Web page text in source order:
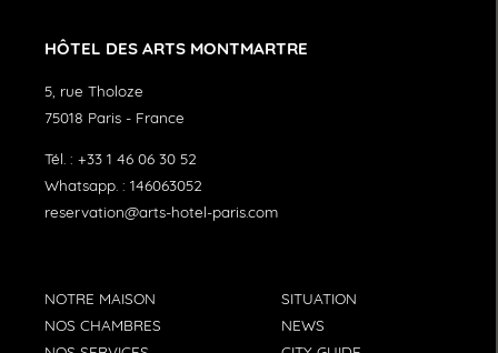
HÔTEL DES ARTS MONTMARTRE
5, rue Tholoze
75018 Paris - France
Tél. : +33 1 46 06 30 52
Whatsapp. : 146063052
reservation@arts-hotel-paris.com
NOTRE MAISON
NOS CHAMBRES
SITUATION
NEWS